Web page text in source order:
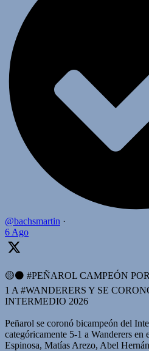
@bachsmartin ·
6 Ago
🟡⚫️ #PEÑAROL CAMPEÓN
1 A #WANDERERS Y SE
INTERMEDIO 2026
Peñarol se coronó bicampeón del
categóricamente 5-1 a Wanderers
Espinosa, Matías Arezo, Abel